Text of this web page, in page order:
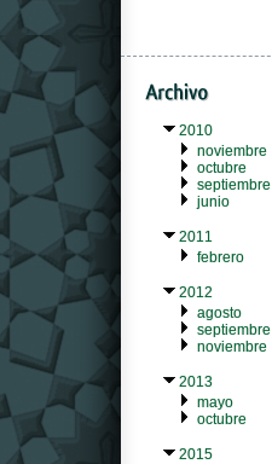
2010
noviembre
octubre
septiembre
junio
2011
febrero
2012
agosto
septiembre
noviembre
2013
mayo
octubre
2015